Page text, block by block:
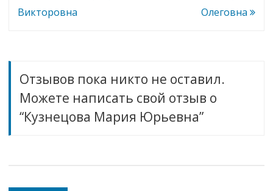
по
Викторовна
Олеговна
Отзывов пока никто не оставил.
Можете написать свой отзыв о
“Кузнецова Мария Юрьевна”